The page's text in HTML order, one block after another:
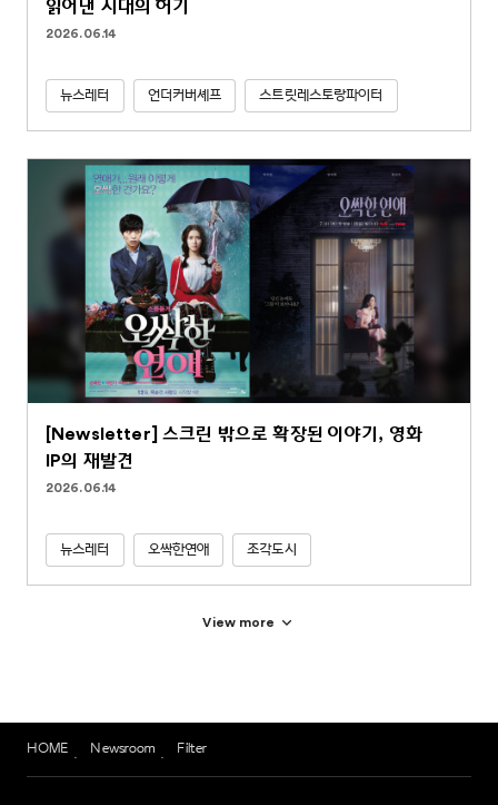
읽어낸 시대의 허기
2026.06.14
뉴스레터 언더커버셰프 스트릿레스토랑파이터
[Newsletter] 스크린 밖으로 확장된 이야기, 영화
IP의 재발견
2026.06.14
뉴스레터 오싹한연애 조각도시
View more
HOME Newsroom Filter